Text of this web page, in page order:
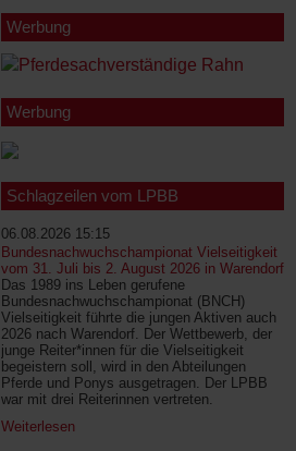
Werbung
Werbung
Schlagzeilen vom LPBB
06.08.2026 15:15
Bundesnachwuchschampionat Vielseitigkeit
vom 31. Juli bis 2. August 2026 in Warendorf
Das 1989 ins Leben gerufene
Bundesnachwuchschampionat (BNCH)
Vielseitigkeit führte die jungen Aktiven auch
2026 nach Warendorf. Der Wettbewerb, der
junge Reiter*innen für die Vielseitigkeit
begeistern soll, wird in den Abteilungen
Pferde und Ponys ausgetragen. Der LPBB
war mit drei Reiterinnen vertreten.
Weiterlesen